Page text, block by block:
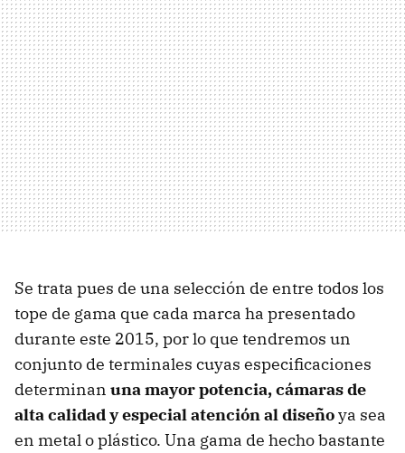
Se trata pues de una selección de entre todos los
tope de gama que cada marca ha presentado
durante este 2015, por lo que tendremos un
conjunto de terminales cuyas especificaciones
determinan una mayor potencia, cámaras de
alta calidad y especial atención al diseñoya sea
en metal o plástico. Una gama de hecho bastante